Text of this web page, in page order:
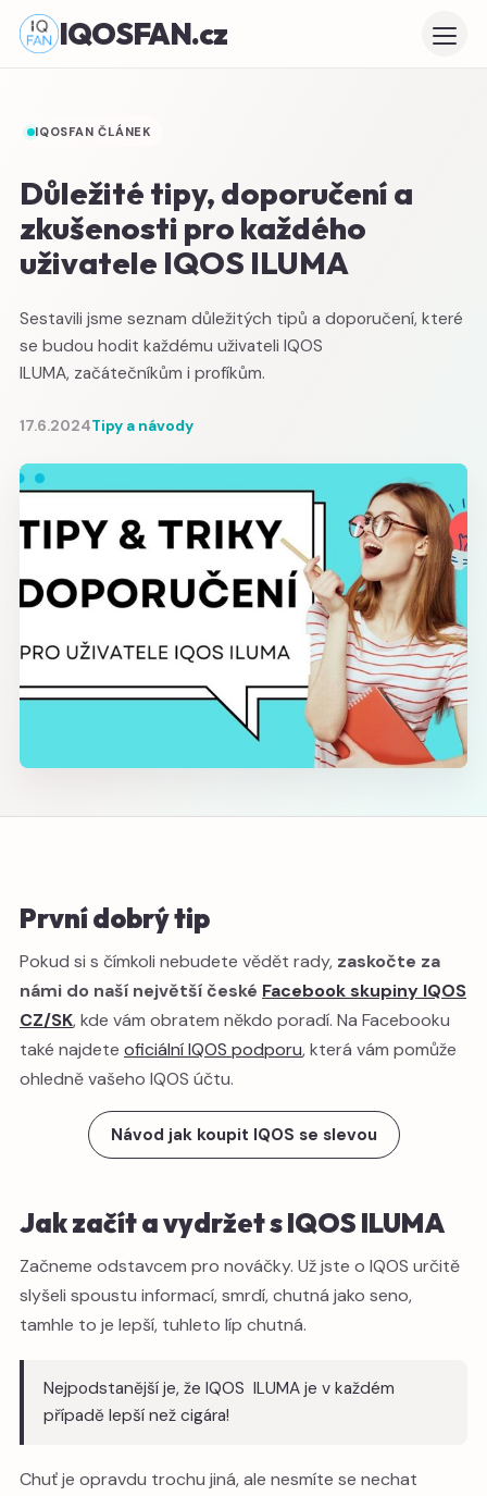
IQOSFAN.cz
IQOSFAN ČLÁNEK
Důležité tipy, doporučení a
zkušenosti pro každého
uživatele IQOS ILUMA
Sestavili jsme seznam důležitých tipů a doporučení, které
se budou hodit každému uživateli IQOS
ILUMA, začátečníkům i profíkům.
17.6.2024Tipy a návody
První dobrý tip
Pokud si s čímkoli nebudete vědět rady, zaskočte za
námi do naší největší české Facebook skupiny IQOS
CZ/SK, kde vám obratem někdo poradí. Na Facebooku
také najdete oficiální IQOS podporu, která vám pomůže
ohledně vašeho IQOS účtu.
Návod jak koupit IQOS se slevou
Jak začít a vydržet s IQOS ILUMA
Začneme odstavcem pro nováčky. Už jste o IQOS určitě
slyšeli spoustu informací, smrdí, chutná jako seno,
tamhle to je lepší, tuhleto líp chutná.
Nejpodstanější je, že IQOS ILUMA je v každém
případě lepší než cigára!
Chuť je opravdu trochu jiná, ale nesmíte se nechat